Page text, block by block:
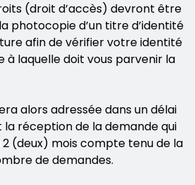
(droit d’accès) devront être
photocopie d’un titre d’identité
afin de vérifier votre identité
à laquelle doit vous parvenir la
alors adressée dans un délai
la réception de la demande qui
(deux) mois compte tenu de la
de demandes.